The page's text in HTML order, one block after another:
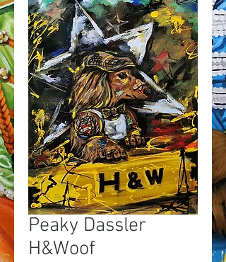
Peaky Dassler
H&Woof